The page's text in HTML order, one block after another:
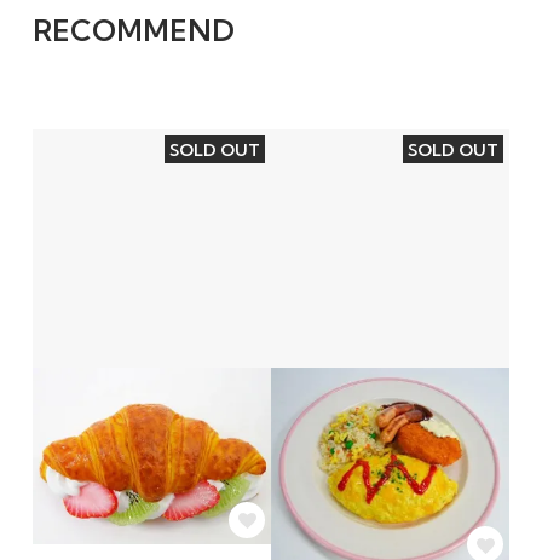
RECOMMEND
SOLD OUT SOLD OUT